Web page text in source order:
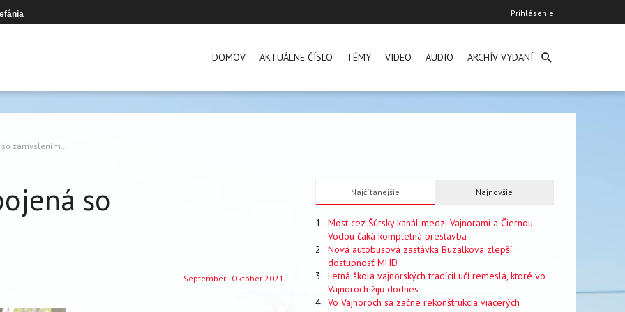
User
account
Prihlásenie
DOMOV AKTUÁLNE ČÍSLO TÉMY VIDEO AUDIO ARCHÍV VYDANÍ
so zamyslením…
so
September - Október 2021
Najčítanejšie Najnovšie
Most cez Šúrsky kanál medzi Vajnorami a Čiernou
Vodou čaká kompletná prestavba
Nová autobusová zastávka Buzalkova zlepší
dostupnosť MHD
Letná škola vajnorských tradícií učí remeslá, ktoré vo
Vajnoroch žijú dodnes
Vo Vajnoroch sa začne rekonštrukcia viacerých